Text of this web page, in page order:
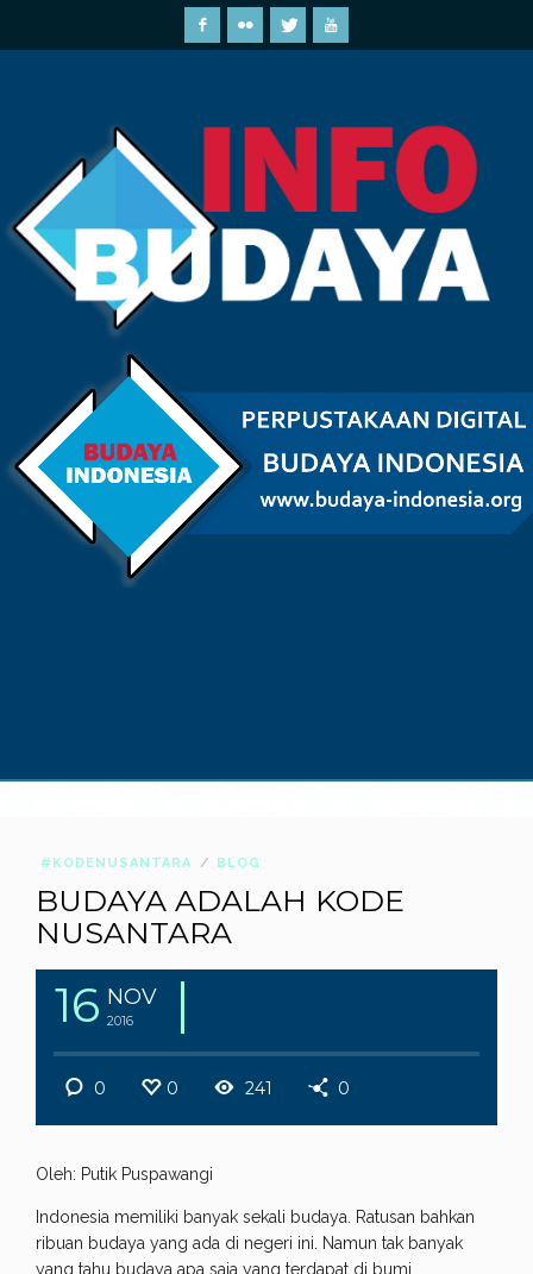
#KODENUSANTARA BLOG
BUDAYA ADALAH KODE
NUSANTARA
16 NOV
2016
0 0 241 0
Oleh: Putik Puspawangi
Indonesia memiliki banyak sekali budaya. Ratusan bahkan
ribuan budaya yang ada di negeri ini. Namun tak banyak
yang tahu budaya apa saja yang terdapat di bumi